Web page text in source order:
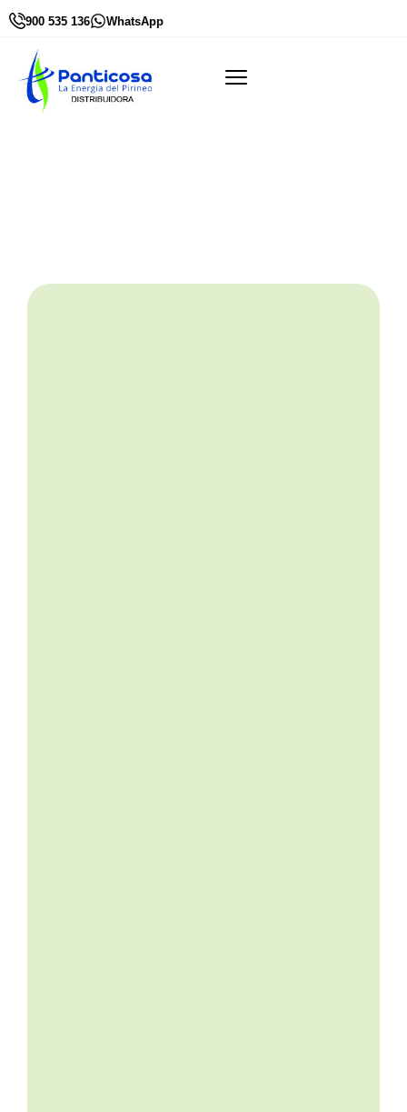
900 535 136 WhatsApp